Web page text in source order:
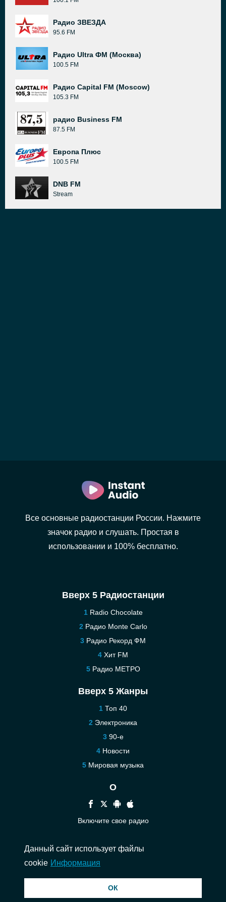
Радио ЗВЕЗДА
95.6 FM
Радио Ultra ФМ (Москва)
100.5 FM
Радио Capital FM (Moscow)
105.3 FM
радио Business FM
87.5 FM
Европа Плюс
100.5 FM
DNB FM
Stream
Все основные радиостанции России. Нажмите
значок радио и слушать. Простая в
использовании и 100% бесплатно.
Вверх 5 Радиостанции
Radio Chocolate
Радио Monte Carlo
Радио Рекорд ФМ
Хит FM
Радио МЕТРО
Вверх 5 Жанры
Топ 40
Электроника
90-е
Новости
Мировая музыка
О
Включите свое радио
Связаться
конфиденциальности
Данный сайт использует файлы
cookie Информация
ОК